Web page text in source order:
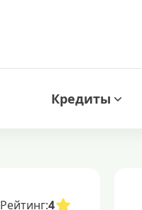
Кредиты
Рейтинг:4